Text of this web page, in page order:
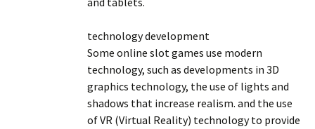
technology development
Some online slot games use modern
technology, such as developments in 3D
graphics technology, the use of lights and
shadows that increase realism. and the use
of VR (Virtual Reality) technology to provide